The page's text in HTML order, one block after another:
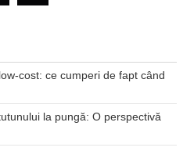
cost: ce cumperi de fapt când
la pungă: O perspectivă